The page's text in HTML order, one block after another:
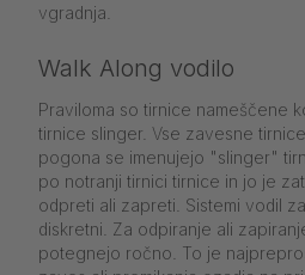
vgradnja.
Walk Along vodilo
Praviloma so tirnice nameščene
tirnice slinger. Vse zavesne
pogona se imenujejo "slinger"
po notranji tirnici tirnice in jo je
odpreti ali zapreti. Sistemi vodil
diskretni. Za odpiranje ali
potegnejo ročno. To je